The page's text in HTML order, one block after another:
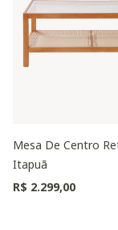
Mesa De Centro
Itapuã
R$ 2.299,00